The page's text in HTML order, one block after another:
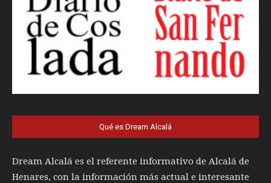
Qué es Dream Alcalá
Dream Alcalá es el referente informativo de Alcalá de
Henares, con la información más actual e interesante